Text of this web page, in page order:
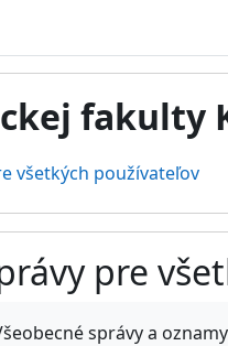
fakulty
všetkých používateľov
pre
správy a oznamy